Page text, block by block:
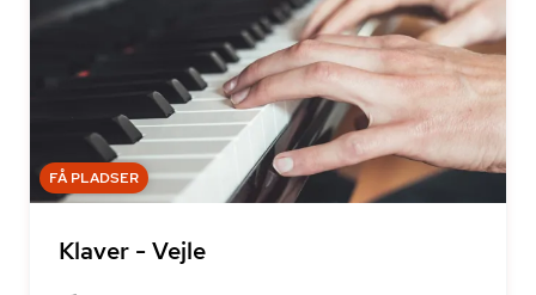
FÅ PLADSER
Klaver - Vejle